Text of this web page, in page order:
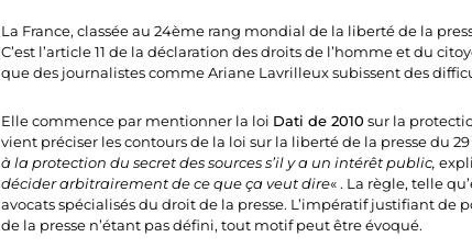
La France, classée au 24ème rang mondial de la liberté de la
C’est l’article 11 de la déclaration des droits de l’homme et du
que des journalistes comme Ariane Lavrilleux subissent des
Elle commence par mentionner la loi Dati de 2010 sur la
vient préciser les contours de la loi sur la liberté de la presse du 29
à la protection du secret des sources s’il y a un intérêt public,
décider arbitrairement de ce que ça veut dire« . La règle, telle
avocats spécialisés du droit de la presse. L’impératif justifiant
de la presse n’étant pas défini, tout motif peut être évoqué.